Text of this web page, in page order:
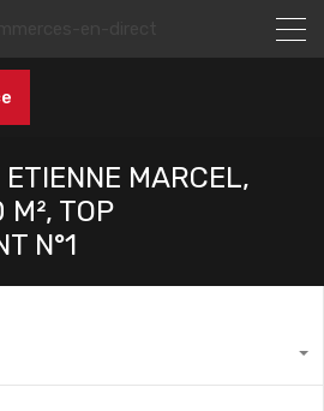
MARCEL,
TOP
N°1